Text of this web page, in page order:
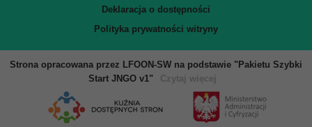
Deklaracja o dostępności
Polityka prywatności witryny
Strona opracowana przez LFOON-SW na podstawie "Pakietu Szybki
Start JNGO v1"
Czytaj więcej